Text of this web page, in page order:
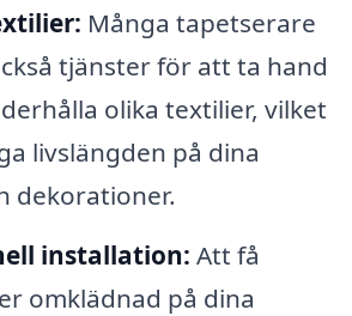
Många tapetserare
tjänster för att ta hand
olika textilier, vilket
livslängden på dina
dekorationer.
installation: Att få
omklädnad på dina